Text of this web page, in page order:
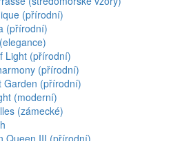
(přírodní)
(přírodní)
Light (přírodní)
(přírodní)
Garden (přírodní)
(moderní)
(zámecké)